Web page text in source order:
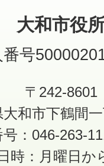
大和市役
号
〒242-8601
和市下鶴間
号：046-263-
時：月曜日か